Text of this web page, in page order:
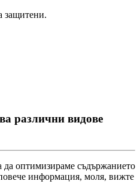
защитени.
различни видове
да оптимизираме съдържанието
информация, моля, вижте